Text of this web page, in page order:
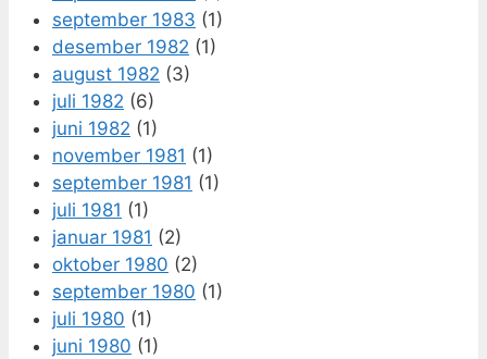
september 1983 (1)
desember 1982 (1)
august 1982 (3)
juli 1982 (6)
juni 1982 (1)
november 1981 (1)
september 1981 (1)
juli 1981 (1)
januar 1981 (2)
oktober 1980 (2)
september 1980 (1)
juli 1980 (1)
juni 1980 (1)